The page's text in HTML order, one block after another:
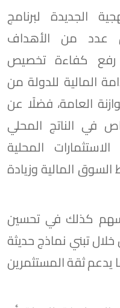
الجديدة لبرنامج
عدد من الأهداف
رفع كفاءة تخصيص
المالية للدولة من
العامة، فضلًا عن
في الناتج المحلي
المحلية
المالية وزيادة
كذلك في تحسين
تبني نماذج حديثة
يدعم ثقة المستثمرين